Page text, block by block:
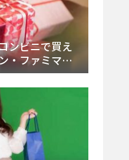
ンビニで買え
・ファミマの
徹底解説